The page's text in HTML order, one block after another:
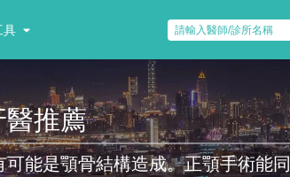
具
醫推薦
能是顎骨結構造成。正顎手術能同